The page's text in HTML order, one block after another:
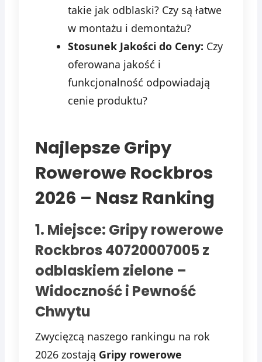
takie jak odblaski? Czy są łatwe
w montażu i demontażu?
Stosunek Jakości do Ceny: Czy
oferowana jakość i
funkcjonalność odpowiadają
cenie produktu?
Najlepsze Gripy
Rowerowe Rockbros
2026 – Nasz Ranking
1. Miejsce: Gripy rowerowe
Rockbros 40720007005 z
odblaskiem zielone –
Widoczność i Pewność
Chwytu
Zwycięzcą naszego rankingu na rok
2026 zostają Gripy rowerowe